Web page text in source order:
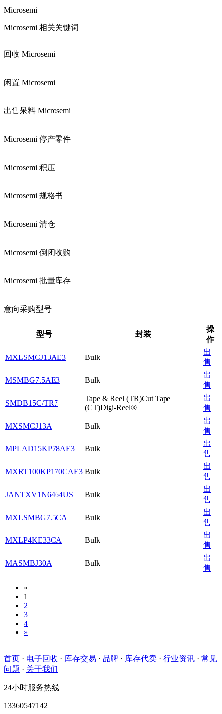
Microsemi
Microsemi 相关关键词
回收 Microsemi
闲置 Microsemi
出售呆料 Microsemi
Microsemi 停产零件
Microsemi 积压
Microsemi 规格书
Microsemi 清仓
Microsemi 倒闭收购
Microsemi 批量库存
意向采购型号
型号 封装
操
作
MXLSMCJ13AE3 Bulk
出
售
MSMBG7.5AE3 Bulk
出
售
SMDB15C/TR7
Tape & Reel (TR)Cut Tape
(CT)Digi-Reel®
出
售
MXSMCJ13A Bulk
出
售
MPLAD15KP78AE3 Bulk
出
售
MXRT100KP170CAE3 Bulk
出
售
JANTXV1N6464US Bulk
出
售
MXLSMBG7.5CA Bulk
出
售
MXLP4KE33CA Bulk
出
售
MASMBJ30A Bulk
出
售
«
1
2
3
4
»
首页 · 电子回收 · 库存交易 · 品牌 · 库存代卖 · 行业资讯 · 常见
问题 · 关于我们
24小时服务热线
13360547142